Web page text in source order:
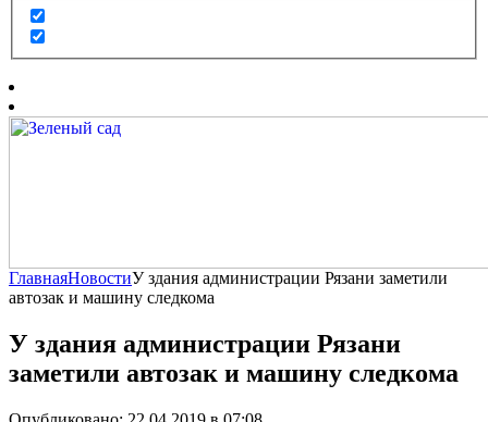
ГлавнаяНовостиУ здания администрации Рязани заметили
автозак и машину следкома
У здания администрации Рязани
заметили автозак и машину следкома